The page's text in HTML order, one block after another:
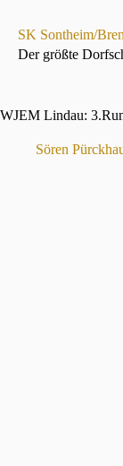
springen
SK Sontheim/
Der größte
WJEM Lindau:
Sören